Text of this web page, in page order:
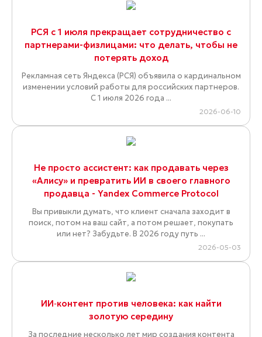
РСЯ с 1 июля прекращает сотрудничество с
партнерами-физлицами: что делать, чтобы не
потерять доход
Рекламная сеть Яндекса (РСЯ) объявила о кардинальном
изменении условий работы для российских партнеров.
С 1 июля 2026 года ...
2026-06-10
Не просто ассистент: как продавать через
«Алису» и превратить ИИ в своего главного
продавца - Yandex Commerce Protocol
Вы привыкли думать, что клиент сначала заходит в
поиск, потом на ваш сайт, а потом решает, покупать
или нет? Забудьте. В 2026 году путь ...
2026-05-03
ИИ‑контент против человека: как найти
золотую середину
За последние несколько лет мир создания контента